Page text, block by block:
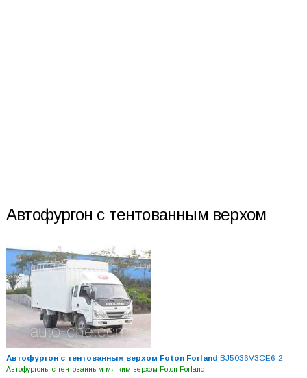
Автофургон с тентованным верхом
Автофургон с тентованным верхом Foton Forland BJ5036V3CE6-2
Автофургоны с тентованным мягким верхом Foton Forland